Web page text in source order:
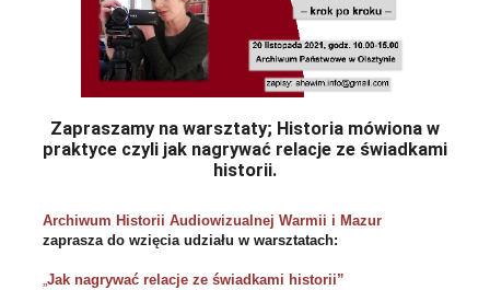
Zapraszamy na warsztaty; Historia mówiona w
praktyce czyli jak nagrywać relacje ze świadkami
historii.
Archiwum Historii Audiowizualnej Warmii i Mazur
zaprasza do wzięcia udziału w warsztatach:
„Jak nagrywać relacje ze świadkami historii”